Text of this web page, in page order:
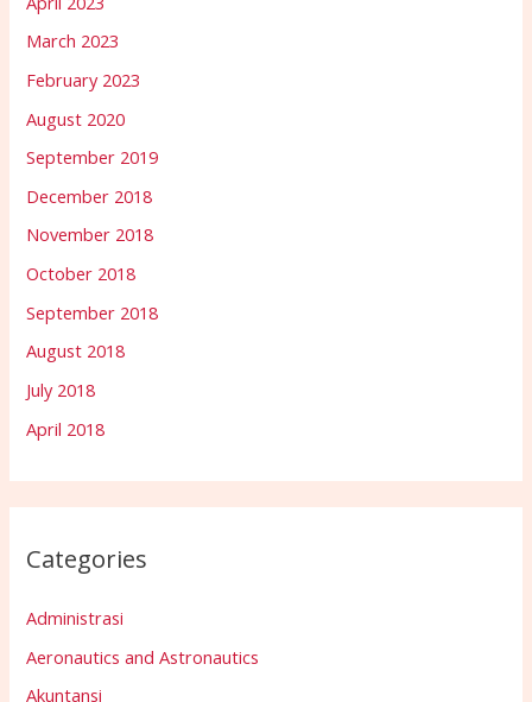
March 2023
February 2023
August 2020
September 2019
December 2018
November 2018
October 2018
September 2018
August 2018
July 2018
April 2018
Categories
Administrasi
Aeronautics and Astronautics
Akuntansi